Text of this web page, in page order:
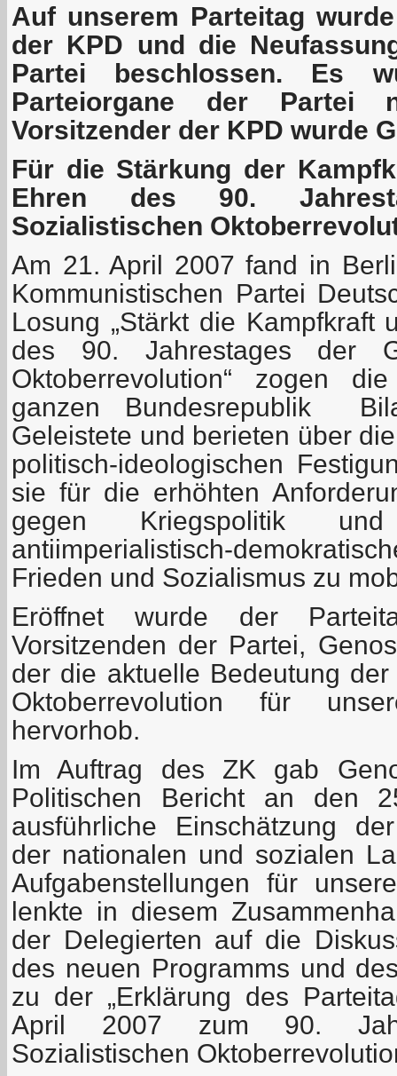
Auf unserem Parteitag
der KPD und die
Partei beschlossen. Es
Parteiorgane der Partei
Vorsitzender der KPD wurde
Für die Stärkung der
Ehren des 90.
Sozialistischen
Am 21. April 2007 fand in
Kommunistischen Partei
Losung „Stärkt die Kampfkraft
des 90. Jahrestages der
Oktoberrevolution“ zogen
ganzen Bundesrepublik
Geleistete und berieten über
politisch-ideologischen
sie für die erhöhten
gegen Kriegspolitik
antiimperialistisch-
Frieden und Sozialismus zu
Eröffnet wurde der
Vorsitzenden der Partei,
der die aktuelle Bedeutung
Oktoberrevolution für
hervorhob.
Im Auftrag des ZK gab
Politischen Bericht an den
ausführliche Einschätzung
der nationalen und sozialen
Aufgabenstellungen für
lenkte in diesem
der Delegierten auf die
des neuen Programms und
zu der „Erklärung des
April 2007 zum 90.
Sozialistischen